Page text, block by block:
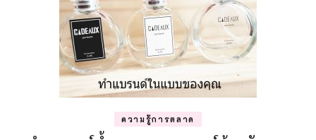
ความรู้การตลาด